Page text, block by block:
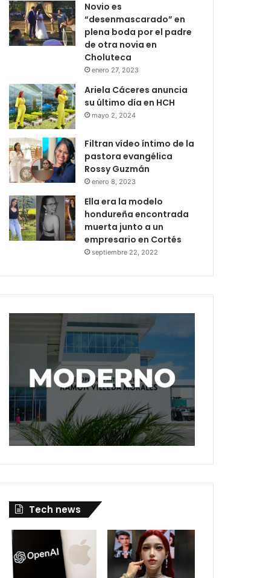
Novio es
“desenmascarado” en
plena boda por el padre
de otra novia en
Choluteca
enero 27, 2023
Ariela Cáceres anuncia
su último día en HCH
mayo 2, 2024
Filtran vídeo íntimo de la
pastora evangélica
Rossy Guzmán
enero 8, 2023
Ella era la modelo
hondureña encontrada
muerta junto a un
empresario en Cortés
septiembre 22, 2022
Tech news